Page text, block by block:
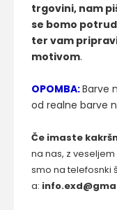
trgovini, nam
se bomo
ter vam
motivom.
OPOMBA:Barve
od realne barve
Če imaste
na nas, z
smo na telefosnki
a: